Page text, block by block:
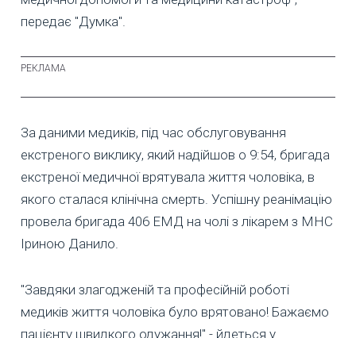
передає "Думка".
За даними медиків, під час обслуговування
екстреного виклику, який надійшов о 9:54, бригада
екстреної медичної врятувала життя чоловіка, в
якого сталася клінічна смерть. Успішну реанімацію
провела бригада 406 ЕМД на чолі з лікарем з МНС
Іриною Данило.
"Завдяки злагодженій та професійній роботі
медиків життя чоловіка було врятовано! Бажаємо
пацієнту швидкого одужання!" - йдеться у